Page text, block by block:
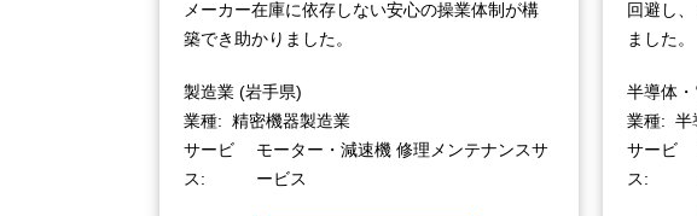
メーカー在庫に依存しない安心の操業体制が構
築でき助かりました。
製造業 (岩手県)
業種
精密機器製造業
サービ
ス
モーター・減速機 修理メンテナンスサ
ービス
回避し
ました。
半導体・
業種
半
サービ
ス